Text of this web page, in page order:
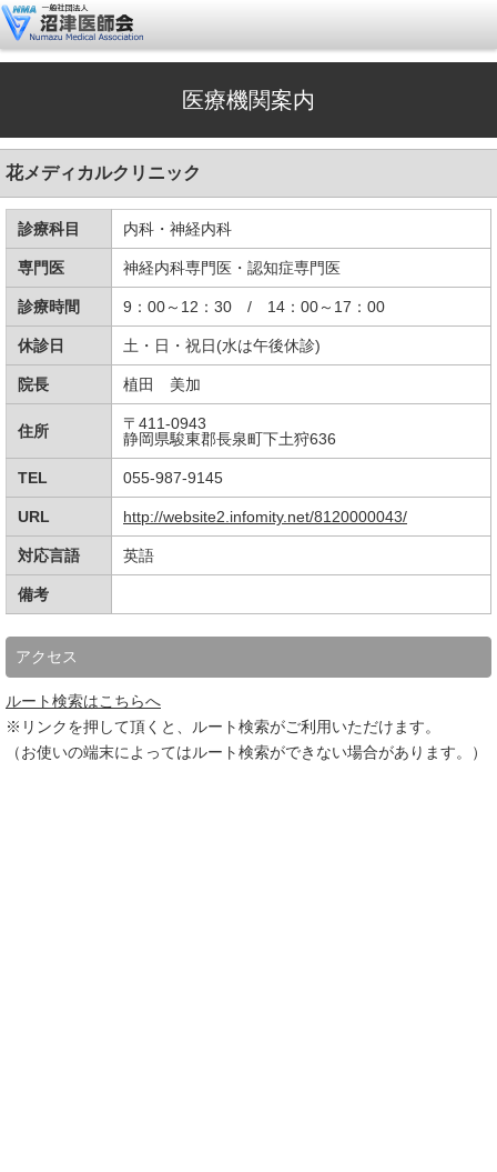
医療機関案内
花メディカルクリニック
診療科目 内科・神経内科
専門医 神経内科専門医・認知症専門医
診療時間 9：00～12：30 / 14：00～17：00
休診日 土・日・祝日(水は午後休診)
院長 植田 美加
住所
〒411-0943
静岡県駿東郡長泉町下土狩636
TEL 055-987-9145
URL http://website2.infomity.net/8120000043/
対応言語 英語
備考
アクセス
ルート検索はこちらへ
※リンクを押して頂くと、ルート検索がご利用いただけます。
（お使いの端末によってはルート検索ができない場合があります。）